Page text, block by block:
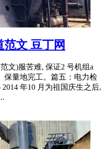
文 豆丁网
文)服苦难, 保证2 号机组a
保量地完工。篇五：电力检
年10 月为祖国庆生之后,